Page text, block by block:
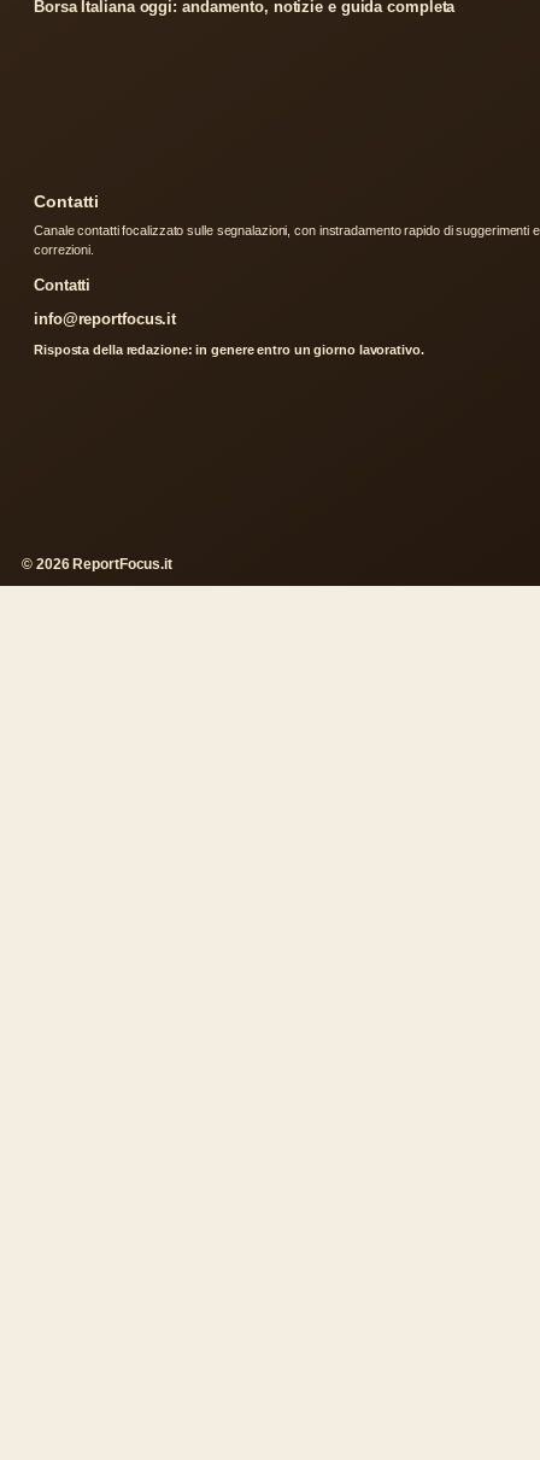
Borsa Italiana oggi: andamento, notizie e guida completa
Contatti
Canale contatti focalizzato sulle segnalazioni, con instradamento rapido di suggerimenti e
correzioni.
Contatti
info@reportfocus.it
Risposta della redazione: in genere entro un giorno lavorativo.
© 2026 ReportFocus.it